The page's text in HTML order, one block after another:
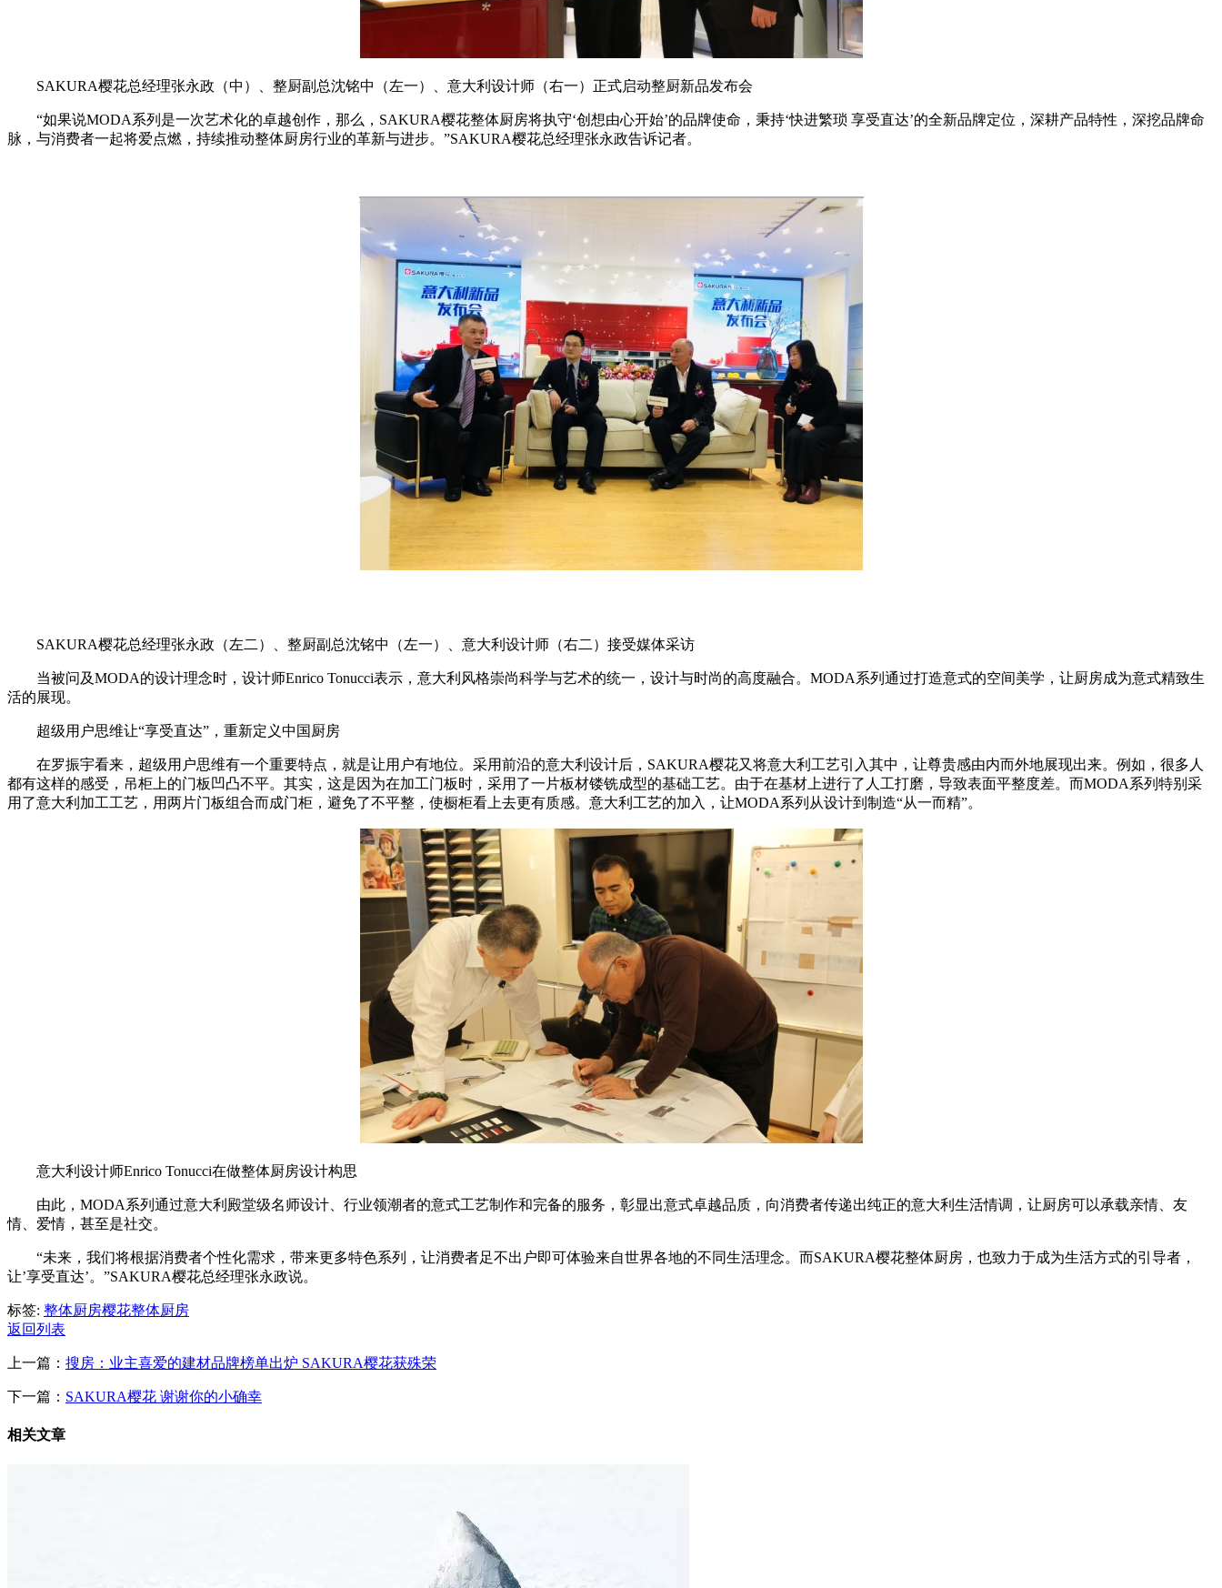
SAKURA樱花总经理张永政（中）、整厨副总沈铭中（左一）、意大利设计师（右一）正式启动整厨新品发布会
“如果说MODA系列是一次艺术化的卓越创作，那么，SAKURA樱花整体厨房将执守‘创想由心开始’的品牌使命，秉持‘快进繁琐 享受直达’的全新品牌定位，深耕产品特性，深挖品牌命
脉，与消费者一起将爱点燃，持续推动整体厨房行业的革新与进步。”SAKURA樱花总经理张永政告诉记者。
SAKURA樱花总经理张永政（左二）、整厨副总沈铭中（左一）、意大利设计师（右二）接受媒体采访
当被问及MODA的设计理念时，设计师Enrico Tonucci表示，意大利风格崇尚科学与艺术的统一，设计与时尚的高度融合。MODA系列通过打造意式的空间美学，让厨房成为意式精致生
活的展现。
超级用户思维让“享受直达”，重新定义中国厨房
在罗振宇看来，超级用户思维有一个重要特点，就是让用户有地位。采用前沿的意大利设计后，SAKURA樱花又将意大利工艺引入其中，让尊贵感由内而外地展现出来。例如，很多人
都有这样的感受，吊柜上的门板凹凸不平。其实，这是因为在加工门板时，采用了一片板材镂铣成型的基础工艺。由于在基材上进行了人工打磨，导致表面平整度差。而MODA系列特别采
用了意大利加工工艺，用两片门板组合而成门柜，避免了不平整，使橱柜看上去更有质感。意大利工艺的加入，让MODA系列从设计到制造“从一而精”。
意大利设计师Enrico Tonucci在做整体厨房设计构思
由此，MODA系列通过意大利殿堂级名师设计、行业领潮者的意式工艺制作和完备的服务，彰显出意式卓越品质，向消费者传递出纯正的意大利生活情调，让厨房可以承载亲情、友
情、爱情，甚至是社交。
“未来，我们将根据消费者个性化需求，带来更多特色系列，让消费者足不出户即可体验来自世界各地的不同生活理念。而SAKURA樱花整体厨房，也致力于成为生活方式的引导者，
让’享受直达’。”SAKURA樱花总经理张永政说。
标签: 整体厨房樱花整体厨房
返回列表
上一篇： 搜房：业主喜爱的建材品牌榜单出炉 SAKURA樱花获殊荣
下一篇： SAKURA樱花 谢谢你的小确幸
相关文章